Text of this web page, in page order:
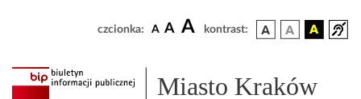
czcionka: A A A kontrast:
Miasto Kraków